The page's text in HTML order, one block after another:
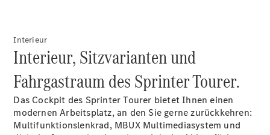
Vito Tourer
Konfigurator
Mercedes-
Benz Store
Citan
Interieur
Interieur, Sitzvarianten und
Fahrgastraum des Sprinter Tourer.
Das Cockpit des Sprinter Tourer bietet Ihnen einen
modernen Arbeitsplatz, an den Sie gerne zurückkehren:
Multifunktionslenkrad, MBUX Multimediasystem und